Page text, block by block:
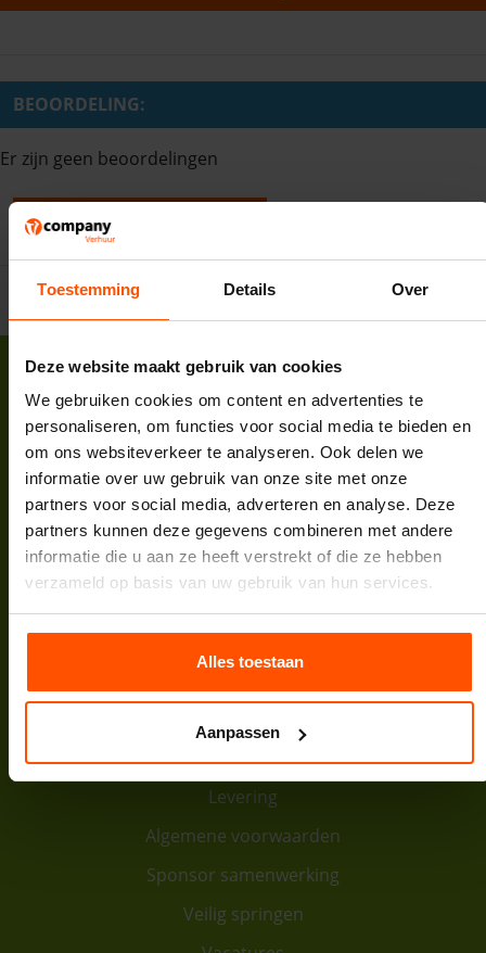
Toestemming Details Over
Deze website maakt gebruik van cookies
We gebruiken cookies om content en advertenties te
personaliseren, om functies voor social media te bieden en
om ons websiteverkeer te analyseren. Ook delen we
informatie over uw gebruik van onze site met onze
partners voor social media, adverteren en analyse. Deze
partners kunnen deze gegevens combineren met andere
informatie die u aan ze heeft verstrekt of die ze hebben
verzameld op basis van uw gebruik van hun services.
Alles toestaan
Aanpassen
BEOORDELING:
Er zijn geen beoordelingen
Een beoordeling toevoegen
Vcompany B.V.
Korte Zuwe 2
3985 SM Werkhoven
Tel: 088 398 5000
E-mail:info@vcompany.nl
KVK:62732498
BTW:NL854935447B01
NL64INGB0007974208
Over ons
Levering
Algemene voorwaarden
Sponsor samenwerking
Veilig springen